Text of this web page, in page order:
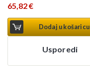
65,82€
Dodaj u košaricu
Usporedi